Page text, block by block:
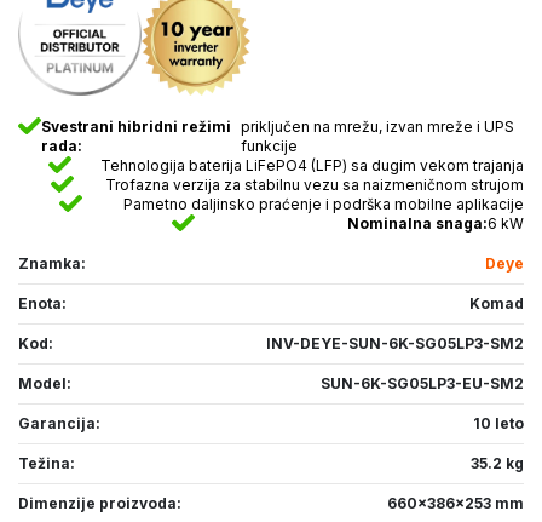
Svestrani hibridni režimi
rada:
priključen na mrežu, izvan mreže i UPS
funkcije
Tehnologija baterija LiFePO4 (LFP) sa dugim vekom trajanja
Trofazna verzija za stabilnu vezu sa naizmeničnom strujom
Pametno daljinsko praćenje i podrška mobilne aplikacije
Nominalna snaga:6 kW
Znamka: Deye
Enota: Komad
Kod: INV-DEYE-SUN-6K-SG05LP3-SM2
Model: SUN-6K-SG05LP3-EU-SM2
Garancija: 10 leto
Težina: 35.2 kg
Dimenzije proizvoda: 660x386x253 mm